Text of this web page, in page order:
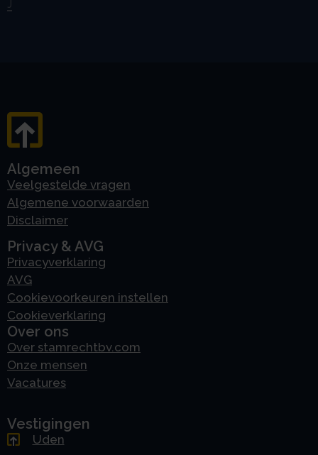
Algemeen
Veelgestelde vragen
Algemene voorwaarden
Disclaimer
Privacy & AVG
Privacyverklaring
AVG
Cookievoorkeuren instellen
Cookieverklaring
Over ons
Over stamrechtbv.com
Onze mensen
Vacatures
Vestigingen
Uden